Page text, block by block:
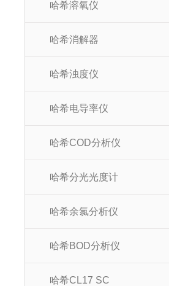
哈希溶氧仪
哈希消解器
哈希浊度仪
哈希电导率仪
哈希COD分析仪
哈希分光光度计
哈希余氯分析仪
哈希BOD分析仪
哈希CL17 SC